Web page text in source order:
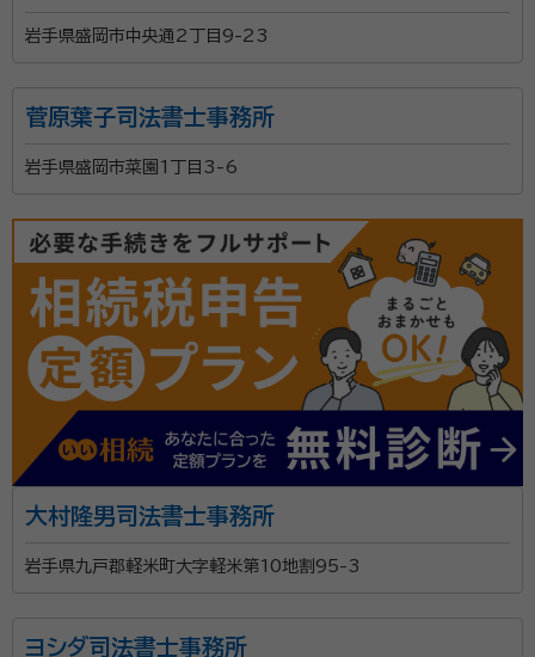
岩手県盛岡市中央通2丁目9-23
菅原葉子司法書士事務所
岩手県盛岡市菜園1丁目3-6
大村隆男司法書士事務所
岩手県九戸郡軽米町大字軽米第10地割95-3
ヨシダ司法書士事務所